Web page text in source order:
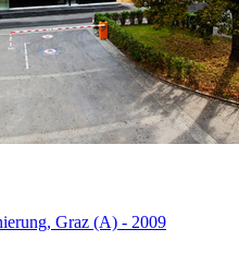
Graz (A) - 2009